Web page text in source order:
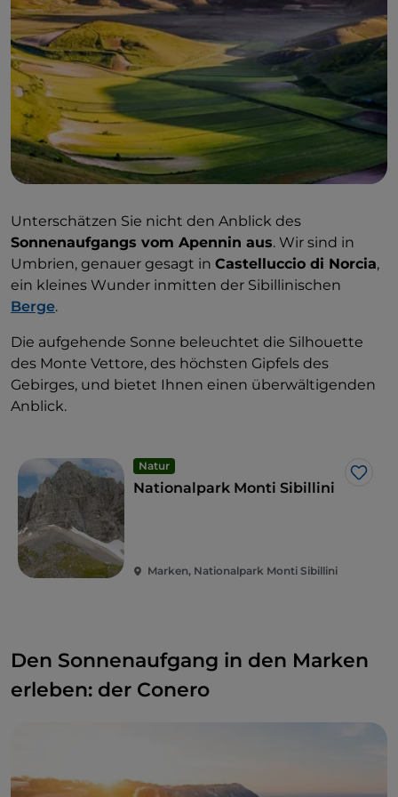
Unterschätzen Sie nicht den Anblick des
Sonnenaufgangs vom Apennin aus. Wir sind in
Umbrien, genauer gesagt in Castelluccio di Norcia,
ein kleines Wunder inmitten der Sibillinischen
Berge.
Die aufgehende Sonne beleuchtet die Silhouette
des Monte Vettore, des höchsten Gipfels des
Gebirges, und bietet Ihnen einen überwältigenden
Anblick.
Natur
Like
Nationalpark Monti Sibillini
Marken, Nationalpark Monti Sibillini
Den Sonnenaufgang in den Marken
erleben: der Conero